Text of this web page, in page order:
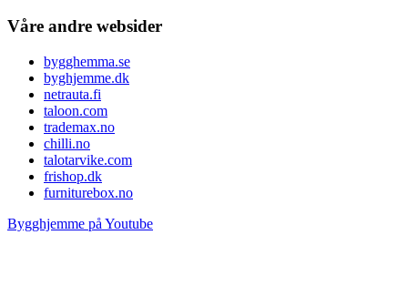
Våre andre websider
bygghemma.se
byghjemme.dk
netrauta.fi
taloon.com
trademax.no
chilli.no
talotarvike.com
frishop.dk
furniturebox.no
Bygghjemme på Youtube